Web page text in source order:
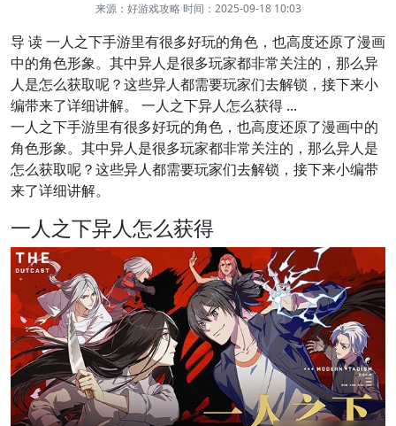
来源： 好游戏攻略时间：2025-09-18 10:03
导 读 一人之下手游里有很多好玩的角色，也高度还原了漫画
中的角色形象。其中异人是很多玩家都非常关注的，那么异
人是怎么获取呢？这些异人都需要玩家们去解锁，接下来小
编带来了详细讲解。 一人之下异人怎么获得 ...
一人之下手游里有很多好玩的角色，也高度还原了漫画中的
角色形象。其中异人是很多玩家都非常关注的，那么异人是
怎么获取呢？这些异人都需要玩家们去解锁，接下来小编带
来了详细讲解。
一人之下异人怎么获得